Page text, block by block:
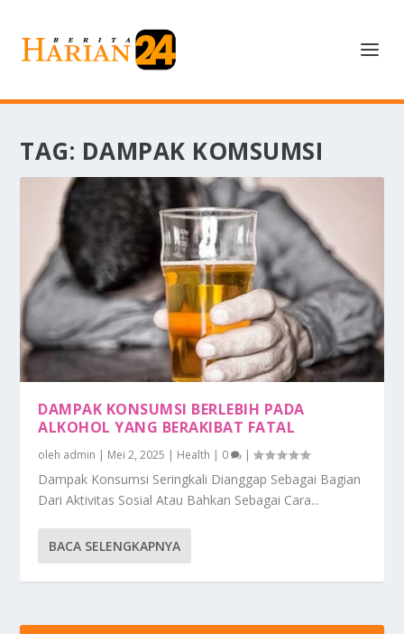
TAG: DAMPAK KOMSUMSI
DAMPAK KONSUMSI BERLEBIH PADA
ALKOHOL YANG BERAKIBAT FATAL
oleh admin | Mei 2, 2025 | Health | 0 |
Dampak Konsumsi Seringkali Dianggap Sebagai Bagian
Dari Aktivitas Sosial Atau Bahkan Sebagai Cara...
BACA SELENGKAPNYA